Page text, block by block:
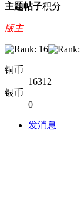
主题帖子积分
版主
铜币
16312
银币
0
发消息